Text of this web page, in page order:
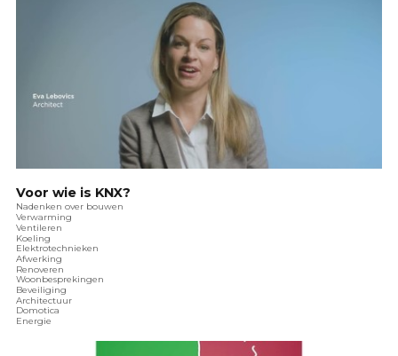
Voor wie is KNX?
Nadenken over bouwen
Verwarming
Ventileren
Koeling
Elektrotechnieken
Afwerking
Renoveren
Woonbesprekingen
Beveiliging
Architectuur
Domotica
Energie